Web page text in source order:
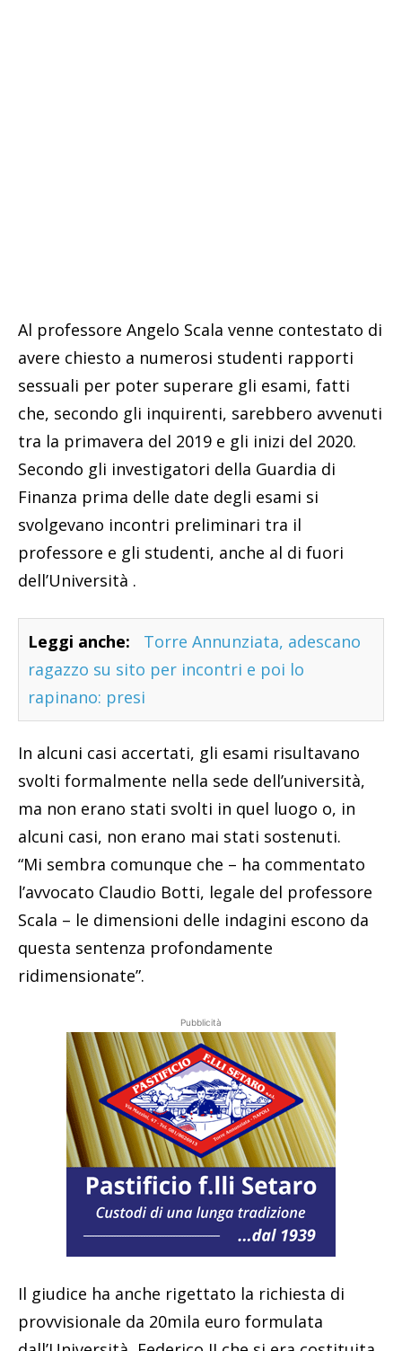
Al professore Angelo Scala venne contestato di
avere chiesto a numerosi studenti rapporti
sessuali per poter superare gli esami, fatti
che, secondo gli inquirenti, sarebbero avvenuti
tra la primavera del 2019 e gli inizi del 2020.
Secondo gli investigatori della Guardia di
Finanza prima delle date degli esami si
svolgevano incontri preliminari tra il
professore e gli studenti, anche al di fuori
dell’Università .
Leggi anche:
Torre Annunziata, adescano
ragazzo su sito per incontri e poi lo
rapinano: presi
In alcuni casi accertati, gli esami risultavano
svolti formalmente nella sede dell’università,
ma non erano stati svolti in quel luogo o, in
alcuni casi, non erano mai stati sostenuti.
“Mi sembra comunque che – ha commentato
l’avvocato Claudio Botti, legale del professore
Scala – le dimensioni delle indagini escono da
questa sentenza profondamente
ridimensionate”.
Pubblicità
Il giudice ha anche rigettato la richiesta di
provvisionale da 20mila euro formulata